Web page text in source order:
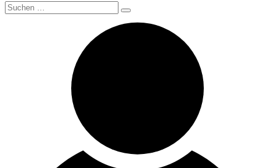
Search
for: